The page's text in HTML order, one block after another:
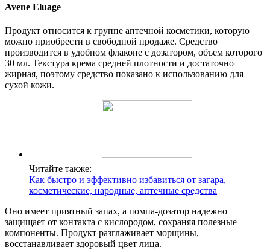
Avene Eluage
Продукт относится к группе аптечной косметики, которую
можно приобрести в свободной продаже. Средство
производится в удобном флаконе с дозатором, объем которого
30 мл. Текстура крема средней плотности и достаточно
жирная, поэтому средство показано к использованию для
сухой кожи.
Читайте также:
Как быстро и эффективно избавиться от загара,
косметические, народные, аптечные средства
Оно имеет приятный запах, а помпа-дозатор надежно
защищает от контакта с кислородом, сохраняя полезные
компоненты. Продукт разглаживает морщины,
восстанавливает здоровый цвет лица.